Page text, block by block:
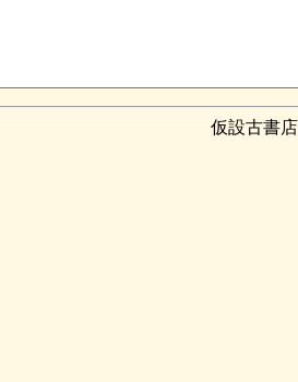
仮設古書店